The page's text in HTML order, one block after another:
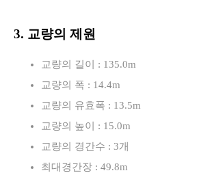
3. 교량의 제원
교량의 길이 : 135.0m
교량의 폭 : 14.4m
교량의 유효폭 : 13.5m
교량의 높이 : 15.0m
교량의 경간수 : 3개
최대경간장 : 49.8m